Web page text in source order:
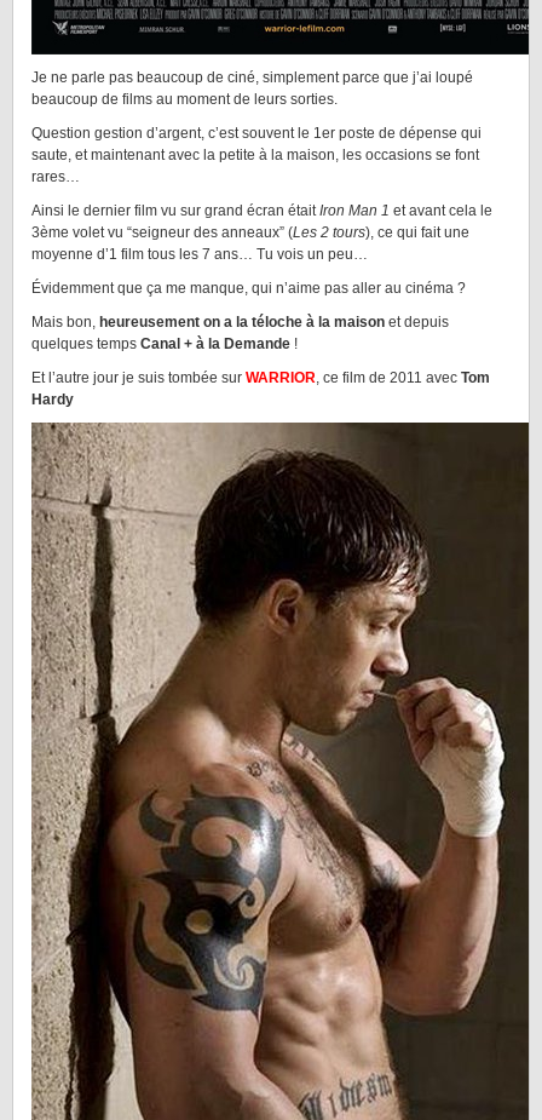
Je ne parle pas beaucoup de ciné, simplement parce que j’ai loupé
beaucoup de films au moment de leurs sorties.
Question gestion d’argent, c’est souvent le 1er poste de dépense qui
saute, et maintenant avec la petite à la maison, les occasions se font
rares…
Ainsi le dernier film vu sur grand écran étaitIron Man 1 et avant cela le
3ème volet vu “seigneur des anneaux” (Les 2 tours), ce qui fait une
moyenne d’1 film tous les 7 ans… Tu vois un peu…
Évidemment que ça me manque, qui n’aime pas aller au cinéma ?
Mais bon, heureusement on a la téloche à la maison et depuis
quelques temps Canal + à la Demande !
Et l’autre jour je suis tombée sur WARRIOR, ce film de 2011 avec Tom
Hardy